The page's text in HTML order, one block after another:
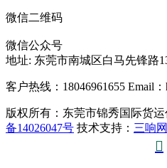
微信二维码
微信公众号
地址: 东莞市南城区白马先锋路
客户热线：18046961655 Email
版权所有：东莞市锦秀国际货运
备14026047号 技术支持： 三响
